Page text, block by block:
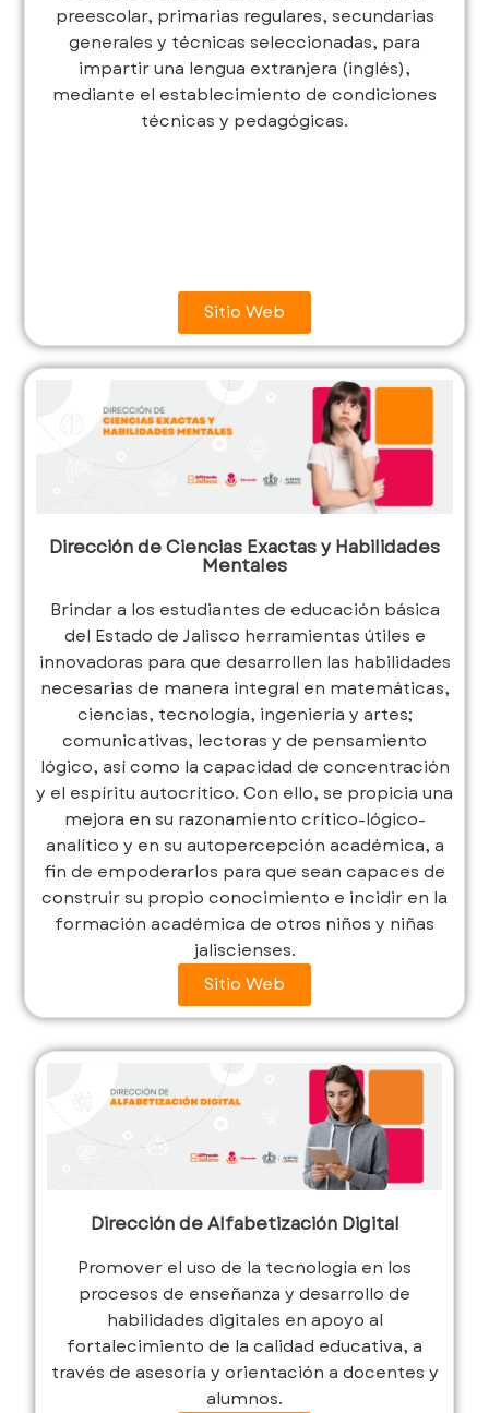
preescolar, primarias regulares, secundarias
generales y técnicas seleccionadas, para
impartir una lengua extranjera (inglés),
mediante el establecimiento de condiciones
técnicas y pedagógicas.
Sitio Web
Dirección de Ciencias Exactas y Habilidades
Mentales
Brindar a los estudiantes de educación básica
del Estado de Jalisco herramientas útiles e
innovadoras para que desarrollen las habilidades
necesarias de manera integral en matemáticas,
ciencias, tecnología, ingeniería y artes;
comunicativas, lectoras y de pensamiento
lógico, así como la capacidad de concentración
y el espíritu autocrítico. Con ello, se propicia una
mejora en su razonamiento crítico-lógico-
analítico y en su autopercepción académica, a
fin de empoderarlos para que sean capaces de
construir su propio conocimiento e incidir en la
formación académica de otros niños y niñas
jaliscienses.
Sitio Web
Dirección de Alfabetización Digital
Promover el uso de la tecnología en los
procesos de enseñanza y desarrollo de
habilidades digitales en apoyo al
fortalecimiento de la calidad educativa, a
través de asesoría y orientación a docentes y
alumnos.